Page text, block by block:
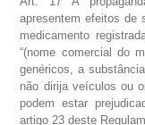
apresentem efeitos de
medicamento
“(nome comercial do
genéricos, a
não dirija veículos ou
podem estar
artigo 23 deste